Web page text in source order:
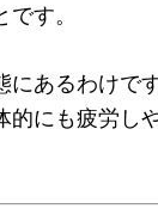
す。
にあるわけで
的にも疲労し